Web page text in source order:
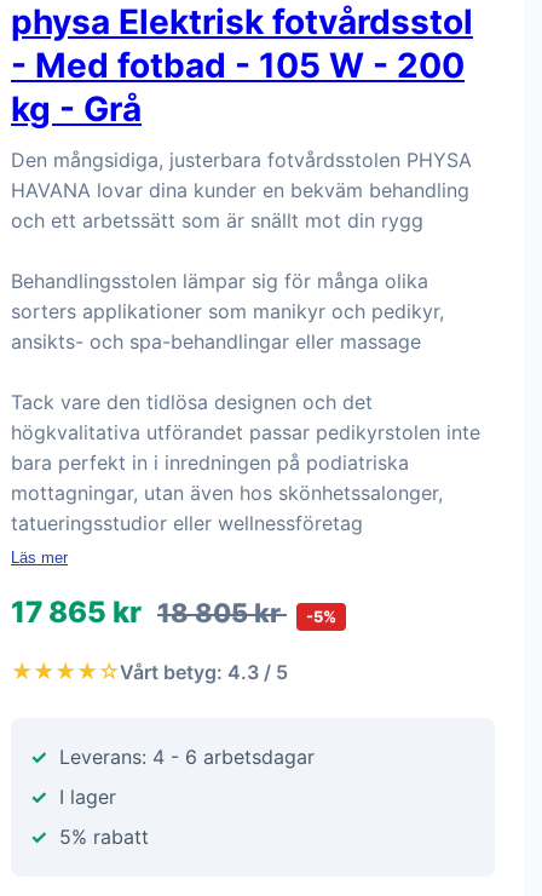
physa Elektrisk fotvårdsstol
- Med fotbad - 105 W - 200
kg - Grå
Den mångsidiga, justerbara fotvårdsstolen PHYSA
HAVANA lovar dina kunder en bekväm behandling
och ett arbetssätt som är snällt mot din rygg
Behandlingsstolen lämpar sig för många olika
sorters applikationer som manikyr och pedikyr,
ansikts- och spa-behandlingar eller massage
Tack vare den tidlösa designen och det
högkvalitativa utförandet passar pedikyrstolen inte
bara perfekt in i inredningen på podiatriska
mottagningar, utan även hos skönhetssalonger,
tatueringsstudior eller wellnessföretag
Läs mer
17 865 kr 18 805 kr -5%
★★★★☆Vårt betyg: 4.3 / 5
Leverans: 4 - 6 arbetsdagar
I lager
5% rabatt